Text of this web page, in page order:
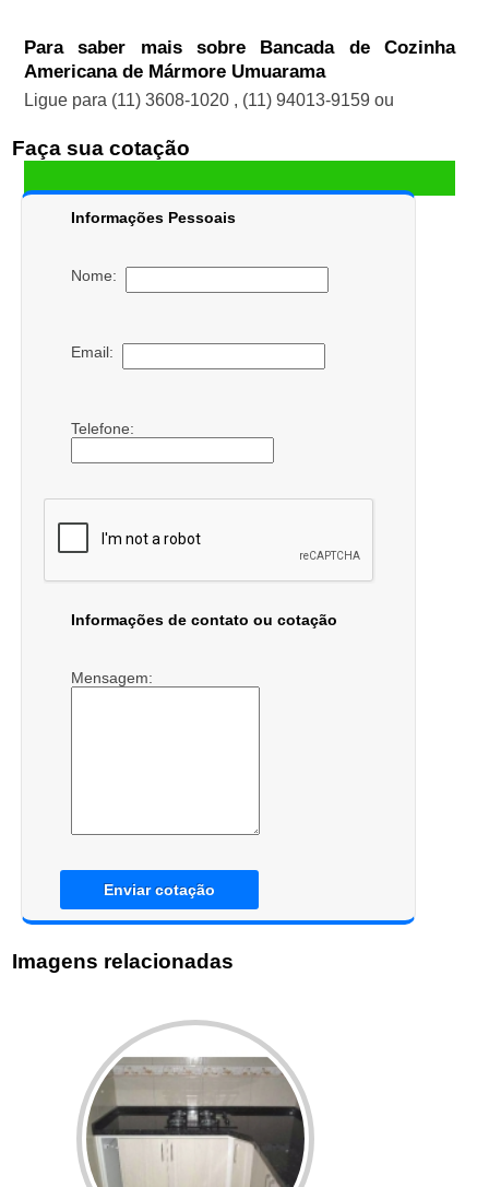
Para saber mais sobre Bancada de Cozinha
Americana de Mármore Umuarama
Ligue para (11) 3608-1020 , (11) 94013-9159 ou
Faça sua cotação
Informações Pessoais
Nome:
Email:
Telefone:
Informações de contato ou cotação
Mensagem:
Enviar cotação
Imagens relacionadas